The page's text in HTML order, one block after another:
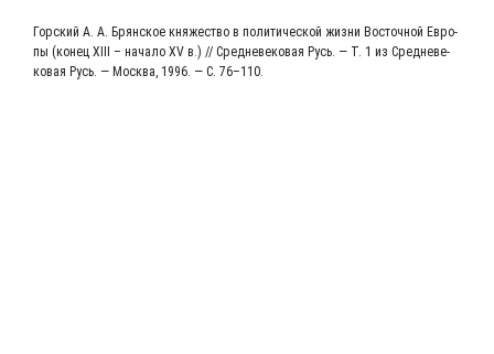
Гор­ский А. А. Брян­ское кня­же­ство в поли­ти­че­ской жиз­ни Восточ­ной Евро­
пы (конец XІІІ – нача­ло XV в.) // Сред­не­ве­ко­вая Русь. — Т. 1 из Сред­не­ве­
ко­вая Русь. — Москва, 1996. — С. 76–110.